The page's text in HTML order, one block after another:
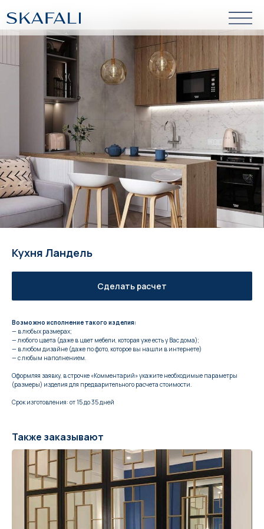
Кухня Ландель
Сделать расчет
Возможно исполнение такого изделия:
— в любых размерах;
— любого цвета (даже в цвет мебели, которая уже есть у Вас дома);
— в любом дизайне (даже по фото, которое вы нашли в интернете)
— с любым наполнением.
Оформляя заявку, в строчке «Комментарий» укажите необходимые параметры
(размеры) изделия для предварительного расчета стоимости.
Срок изготовления: от 15 до 35 дней
Также заказывают